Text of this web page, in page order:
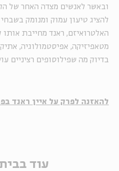
ובאשר לאנשים מצדה האחר של
להציג טיעון עמוק ומנומק
האלטרואיזם, ראנד מחייבת
מטאפיזיקה, אפיסטמולוגיה,
בדיוק מה שפילוסופים רציניים
להאזנה לפרק על איין ראנד
עוד